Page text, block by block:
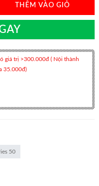
THÊM VÀO GIỎ
giá trị >300.000đ ( Nội thành
35.000đ)
50